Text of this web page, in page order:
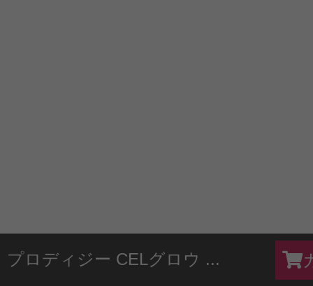
プロディジー CELグロウ ...